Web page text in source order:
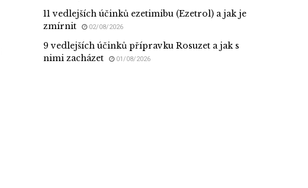
11 vedlejších účinků ezetimibu (Ezetrol) a jak je
zmírnit
02/08/2026
9 vedlejších účinků přípravku Rosuzet a jak s
nimi zacházet
01/08/2026